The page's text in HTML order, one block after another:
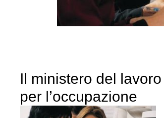
Il ministero del
per l’occupazione